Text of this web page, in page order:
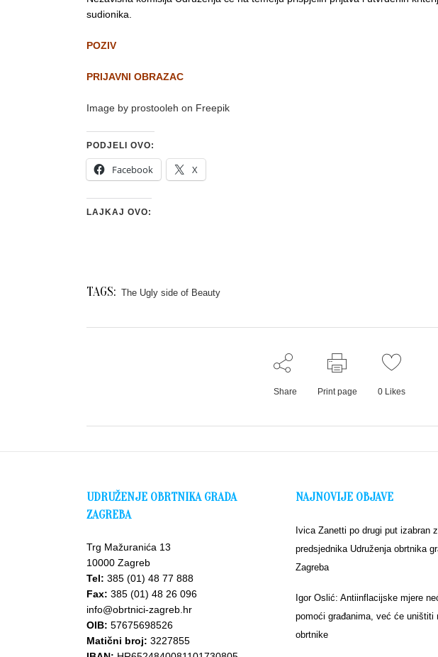
sudionika.
POZIV
PRIJAVNI OBRAZAC
Image by prostooleh on Freepik
PODJELI OVO:
Facebook X
LAJKAJ OVO:
TAGS: The Ugly side of Beauty
Share Print page 0Likes
UDRUŽENJE OBRTNIKA GRADA
ZAGREBA
Trg Mažuranića 13
10000 Zagreb
Tel: 385 (01) 48 77 888
Fax: 385 (01) 48 26 096
info@obrtnici-zagreb.hr
OIB: 57675698526
Matični broj: 3227855
NAJNOVIJE OBJAVE
Ivica Zanetti po drugi put izabran
predsjednika Udruženja obrtnika
Zagreba
Igor Oslić: Antiinflacijske mjere
pomoći građanima, već će uništiti
obrtnike